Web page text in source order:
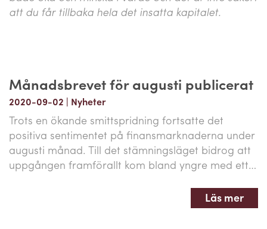
att du får tillbaka hela det insatta kapitalet.
Månadsbrevet för augusti publicerat
2020-09-02 | Nyheter
Trots en ökande smittspridning fortsatte det
positiva sentimentet på finansmarknaderna under
augusti månad. Till det stämningsläget bidrog att
uppgången framförallt kom bland yngre med ett…
Läs mer